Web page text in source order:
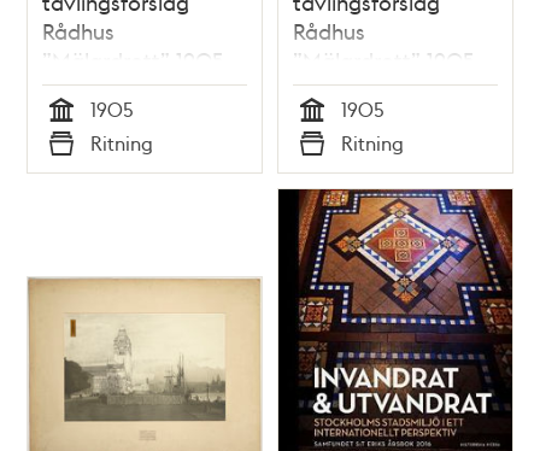
Rådhus
”Mälardrott” 1905,
perspektiv från
järnvägsbron
Tid
1905
Typ
Ritning
Rådhus
”Mälardrott” 1905,
perspektiv från
söder
Tid
1905
Typ
Ritning